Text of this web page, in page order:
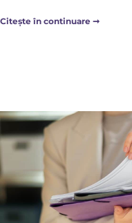
Citește în continuare ➞